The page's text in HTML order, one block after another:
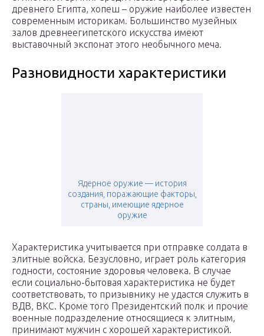
древнего Египта, хопеш – оружие наиболее известен
современным историкам. Большинство музейных
залов древнеегипетского искусства имеют
выставочный экспонат этого необычного меча.
Разновидности характеристики
Ядерное оружие — история
создания, поражающие факторы,
страны, имеющие ядерное
оружие
Характеристика учитывается при отправке солдата в
элитные войска. Безусловно, играет роль категория
годности, состояние здоровья человека. В случае
если социально-бытовая характеристика не будет
соответствовать, то призывнику не удастся служить в
ВДВ, ВКС. Кроме того Президентский полк и прочие
военные подразделение относящиеся к элитным,
принимают мужчин с хорошей характеристикой.